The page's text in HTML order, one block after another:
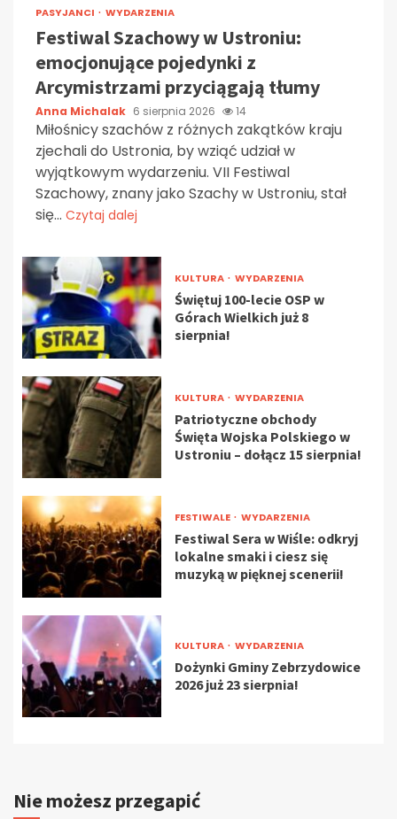
PASYJANCI WYDARZENIA
Festiwal Szachowy w Ustroniu:
emocjonujące pojedynki z
Arcymistrzami przyciągają tłumy
Anna Michalak 6 sierpnia 2026 14
Miłośnicy szachów z różnych zakątków kraju
zjechali do Ustronia, by wziąć udział w
wyjątkowym wydarzeniu. VII Festiwal
Szachowy, znany jako Szachy w Ustroniu, stał
się... Czytaj dalej
KULTURA WYDARZENIA
Świętuj 100-lecie OSP w
Górach Wielkich już 8
sierpnia!
KULTURA WYDARZENIA
Patriotyczne obchody
Święta Wojska Polskiego w
Ustroniu – dołącz 15 sierpnia!
FESTIWALE WYDARZENIA
Festiwal Sera w Wiśle: odkryj
lokalne smaki i ciesz się
muzyką w pięknej scenerii!
KULTURA WYDARZENIA
Dożynki Gminy Zebrzydowice
2026 już 23 sierpnia!
Nie możesz przegapić